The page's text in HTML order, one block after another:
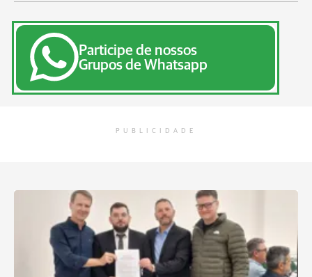
Participe de nossos
Grupos de Whatsapp
PUBLICIDADE